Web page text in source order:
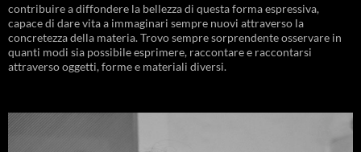
contribuire a diffondere la bellezza di questa forma espressiva,
capace di dare vita a immaginari sempre nuovi attraverso la
concretezza della materia. Trovo sempre sorprendente osservare in
quanti modi sia possibile esprimere, raccontare e raccontarsi
attraverso oggetti, forme e materiali diversi.